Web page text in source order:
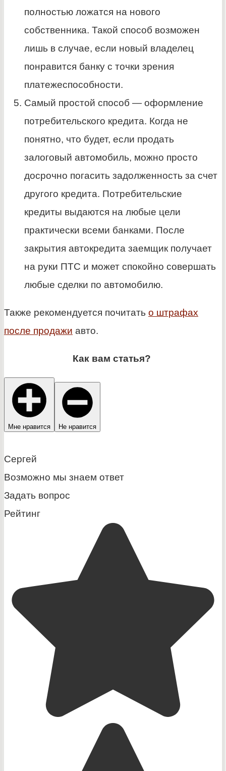
полностью ложатся на нового
собственника. Такой способ возможен
лишь в случае, если новый владелец
понравится банку с точки зрения
платежеспособности.
Самый простой способ — оформление
потребительского кредита. Когда не
понятно, что будет, если продать
залоговый автомобиль, можно просто
досрочно погасить задолженность за счет
другого кредита. Потребительские
кредиты выдаются на любые цели
практически всеми банками. После
закрытия автокредита заемщик получает
на руки ПТС и может спокойно совершать
любые сделки по автомобилю.
Также рекомендуется почитать о штрафах
после продажи авто.
Как вам статья?
Мне нравится Не нравится
Сергей
Возможно мы знаем ответ
Задать вопрос
Рейтинг